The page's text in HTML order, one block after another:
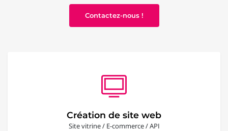
Contactez-nous !
Création de site web
Site vitrine / E-commerce / API